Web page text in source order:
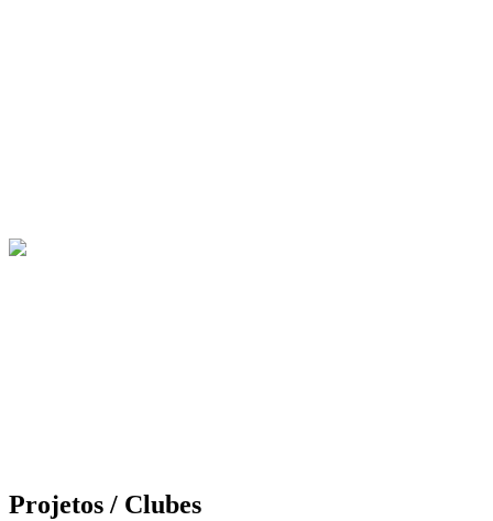
Projetos / Clubes